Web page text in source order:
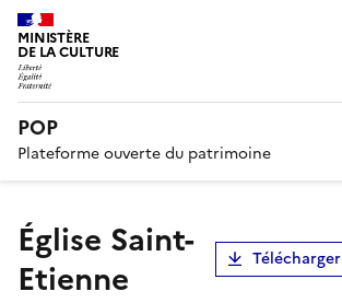
MINISTÈRE
DE LA CULTURE
POP
Plateforme ouverte du patrimoine
église Saint-
Etienne
Télécharger